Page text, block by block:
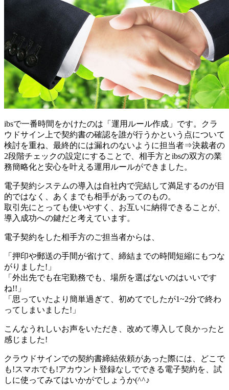
ibsで一番時間をかけたのは「運用ルール作成」 です。クラ
ウドサイン上で契約書の確認を誰が行うかという点について
検討を重ね、 最終的には漏れのないように担当者⇒決裁者の
2段階チェックの設定にすることで、相手方とibsの双方の業
務簡略化と安心を叶える運用ルールができました。
電子契約システムの導入は自社内で完結して満足するのが目
的ではなく、あくまでも相手があってのもの。
取引先にとっても使いやすく、お互いに納得できる​ことが、
導入成功への鍵だと考えています。
電子契約をした相手方のご担当者からは、
「押印や郵送の手間が省けて、締結までの時間短縮にもつな
がりました!」
「外出先でも在宅勤務でも、場所を選ばないのはいいです
ね!!」
「思っていたより簡単過ぎて、初めてでしたが1~2分で終わ
ってしまいました!」
こんなうれしいお声をいただき、改めて導入して良かったと
感じました!
クラウドサインでの契約書締結依頼があった際には、
どこで
も!スマホでも!アカウント登録なしでできる電子契約を、試
しに使ってみてはいかがでしょうか(^^♪